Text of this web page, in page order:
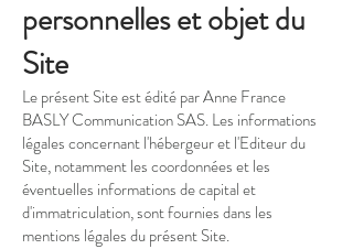
personnelles et objet du
Site
Le présent Site est édité par Anne France
BASLY Communication SAS. Les informations
légales concernant l'hébergeur et l'Editeur du
Site, notamment les coordonnées et les
éventuelles informations de capital et
d'immatriculation, sont fournies dans les
mentions légales du présent Site.